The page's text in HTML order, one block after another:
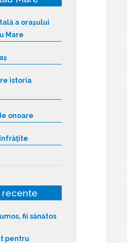
a orașului
Mare
istoria
onoare
fii sănătos
pentru